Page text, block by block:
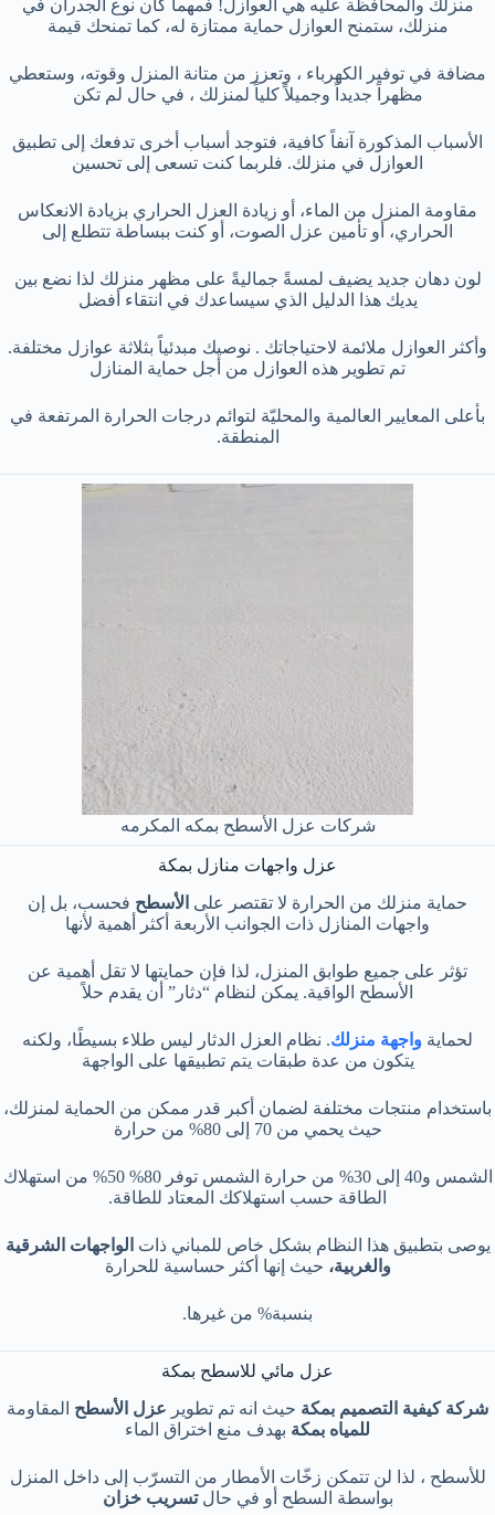
منزلك والمحافظة عليه هي العوازل! فمهما كان نوع الجدران في
منزلك، ستمنح العوازل حماية ممتازة له، كما تمنحك قيمة
مضافة في توفير الكهرباء ، وتعزز من متانة المنزل وقوته، وستعطي
مظهراً جديداً وجميلاً كلياً لمنزلك ، في حال لم تكن
الأسباب المذكورة آنفاً كافية، فتوجد أسباب أخرى تدفعك إلى تطبيق
العوازل في منزلك. فلربما كنت تسعى إلى تحسين
مقاومة المنزل من الماء، أو زيادة العزل الحراري بزيادة الانعكاس
الحراري، أو تأمين عزل الصوت، أو كنت ببساطة تتطلع إلى
لون دهان جديد يضيف لمسةً جماليةً على مظهر منزلك لذا نضع بين
يديك هذا الدليل الذي سيساعدك في انتقاء أفضل
وأكثر العوازل ملائمة لاحتياجاتك . نوصيك مبدئياً بثلاثة عوازل مختلفة.
تم تطوير هذه العوازل من أجل حماية المنازل
بأعلى المعايير العالمية والمحليّة لتوائم درجات الحرارة المرتفعة في
المنطقة.
شركات عزل الأسطح بمكه المكرمه
عزل واجهات منازل بمكة
حماية منزلك من الحرارة لا تقتصر على الأسطح فحسب، بل إن
واجهات المنازل ذات الجوانب الأربعة أكثر أهمية لأنها
تؤثر على جميع طوابق المنزل، لذا فإن حمايتها لا تقل أهمية عن
الأسطح الواقية. يمكن لنظام “دثار” أن يقدم حلاً
لحماية واجهة منزلك. نظام العزل الدثار ليس طلاء بسيطًا، ولكنه
يتكون من عدة طبقات يتم تطبيقها على الواجهة
باستخدام منتجات مختلفة لضمان أكبر قدر ممكن من الحماية لمنزلك،
حيث يحمي من 70 إلى 80% من حرارة
الشمس و40 إلى 30% من حرارة الشمس توفر 80% 50% من استهلاك
الطاقة حسب استهلاكك المعتاد للطاقة.
يوصى بتطبيق هذا النظام بشكل خاص للمباني ذات الواجهات الشرقية
والغربية، حيث إنها أكثر حساسية للحرارة
بنسبة% من غيرها.
عزل مائي للاسطح بمكة
شركة كيفية التصميم بمكة حيث انه تم تطوير عزل الأسطح المقاومة
للمياه بمكة بهدف منع اختراق الماء
للأسطح ، لذا لن تتمكن زخّات الأمطار من التسرّب إلى داخل المنزل
بواسطة السطح أو في حال تسريب خزان